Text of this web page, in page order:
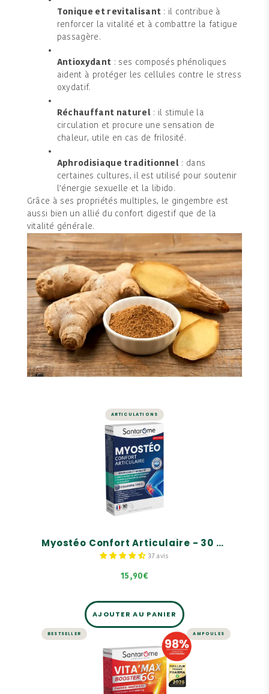
Tonique et revitalisant : il contribue à
renforcer la vitalité et à combattre la fatigue
passagère.
Antioxydant : ses composés phénoliques
aident à protéger les cellules contre le stress
oxydatif.
Réchauffant naturel : il stimule la
circulation et procure une sensation de
chaleur, utile en cas de frilosité.
Aphrodisiaque traditionnel : dans
certaines cultures, il est utilisé pour soutenir
l’énergie sexuelle et la libido.
Grâce à ses propriétés multiples, le gingembre est
aussi bien un allié du confort digestif que de la
vitalité générale.
ARTICULATIONS
Myostéo Confort Articulaire - 30 comprimés
37 avis
15,90€
ARTICULATIONS
Myostéo Confort Articulaire -
30 comprimés
Souplesse et mobilité :
Aide à soulager les gênes articulaires
Favorise la protection du cartilage, os et
AJOUTER AU PANIER
BESTSELLER AMPOULES
ÉNERGIE ET VITALITÉ
Vita'Max Booster 6G - 20
ampoules
Une gamme complète de tonique, pour adultes,